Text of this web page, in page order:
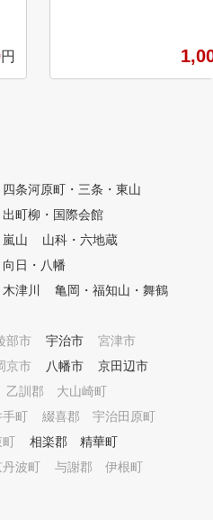
円
クラブ（福井県高浜） 三
ルフ練習場（福知山市）
四条河原町・三条・東山
町柳・国際会館
山
山科・六地蔵
日・八幡
津川
亀岡・福知山・舞鶴
部市 宇治市
宮津市
京市 八幡市
京田辺市
乙訓郡 大山崎町
町
綴喜郡 宇治田原町
相楽郡 精華町
波町
与謝郡 伊根町